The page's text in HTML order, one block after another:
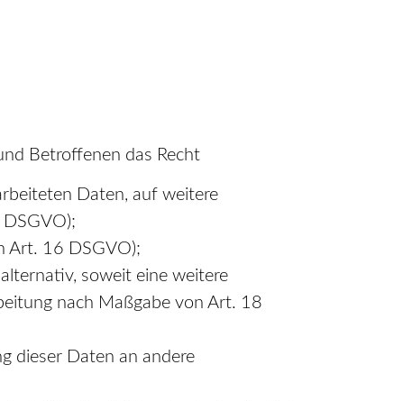
Betroffenen das Recht
Daten, auf weitere
Art. 16 DSGVO);
soweit eine weitere
nach Maßgabe von Art. 18
dieser Daten an andere